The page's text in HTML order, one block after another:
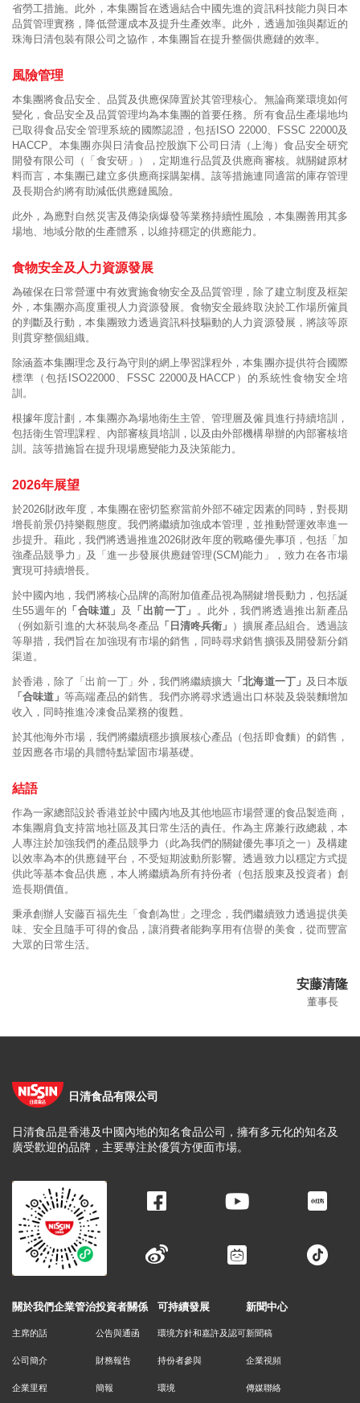
省勞工措施。此外，本集團旨在透過結合中國先進的資訊科技能力與日本
品質管理實務，降低營運成本及提升生產效率。此外，透過加強與鄰近的
珠海日清包裝有限公司之協作，本集團旨在提升整個供應鏈的效率。
風險管理
本集團將食品安全、品質及供應保障置於其管理核心。無論商業環境如何
變化，食品安全及品質管理均為本集團的首要任務。所有食品生產場地均
已取得食品安全管理系統的國際認證，包括ISO 22000、FSSC 22000及
HACCP。本集團亦與日清食品控股旗下公司日清（上海）食品安全研究
開發有限公司（「食安研」），定期進行品質及供應商審核。就關鍵原材
料而言，本集團已建立多供應商採購架構。該等措施連同適當的庫存管理
及長期合約將有助減低供應鏈風險。
此外，為應對自然災害及傳染病爆發等業務持續性風險，本集團善用其多
場地、地域分散的生產體系，以維持穩定的供應能力。
食物安全及人力資源發展
為確保在日常營運中有效實施食物安全及品質管理，除了建立制度及框架
外，本集團亦高度重視人力資源發展。食物安全最終取決於工作場所僱員
的判斷及行動，本集團致力透過資訊科技驅動的人力資源發展，將該等原
則貫穿整個組織。
除涵蓋本集團理念及行為守則的網上學習課程外，本集團亦提供符合國際
標準（包括ISO22000、FSSC 22000及HACCP）的系統性食物安全培
訓。
根據年度計劃，本集團亦為場地衛生主管、管理層及僱員進行持續培訓，
包括衛生管理課程、內部審核員培訓，以及由外部機構舉辦的內部審核培
訓。該等措施旨在提升現場應變能力及決策能力。
2026年展望
於2026財政年度，本集團在密切監察當前外部不確定因素的同時，對長期
增長前景仍持樂觀態度。我們將繼續加強成本管理，並推動營運效率進一
步提升。藉此，我們將透過推進2026財政年度的戰略優先事項，包括「加
強產品競爭力」及「進一步發展供應鏈管理(SCM)能力」，致力在各市場
實現可持續增長。
於中國內地，我們將核心品牌的高附加值產品視為關鍵增長動力，包括誕
生55週年的 「合味道」 及 「出前一丁」
。此外，我們將透過推出新產品
（例如新引進的大杯裝烏冬產品 「日清咚兵衛」 ）擴展產品組合。透過該
等舉措，我們旨在加強現有市場的銷售，同時尋求銷售擴張及開發新分銷
渠道。
於香港，除了「出前一丁」外，我們將繼續擴大 「北海道一丁」 及日本版
「合味道」等高端產品的銷售。我們亦將尋求透過出口杯裝及袋裝麵增加
收入，同時推進冷凍食品業務的復甦。
於其他海外市場，我們將繼續穩步擴展核心產品（包括即食麵）的銷售，
並因應各市場的具體特點鞏固市場基礎。
結語
作為一家總部設於香港並於中國內地及其他地區市場營運的食品製造商，
本集團肩負支持當地社區及其日常生活的責任。作為主席兼行政總裁，本
人專注於加強我們的產品競爭力（此為我們的關鍵優先事項之一）及構建
以效率為本的供應鏈平台，不受短期波動所影響。透過致力以穩定方式提
供此等基本食品供應，本人將繼續為所有持份者（包括股東及投資者）創
造長期價值。
秉承創辦人安藤百福先生「食創為世」之理念，我們繼續致力透過提供美
味、安全且隨手可得的食品，讓消費者能夠享用有信譽的美食，從而豐富
大眾的日常生活。
安藤清隆
董事長
日清食品有限公司
日清食品是香港及中國內地的知名食品公司，擁有多元化的知名及
廣受歡迎的品牌，主要專注於優質方便面市場。
關於我們
主席的話
公司簡介
企業里程
企業管治投資者關係
公告與通函
財務報告
簡報
可持續發展
環境方針和嘉許及認可
持份者參與
環境
新聞中心
新聞稿
企業視頻
傳媒聯絡